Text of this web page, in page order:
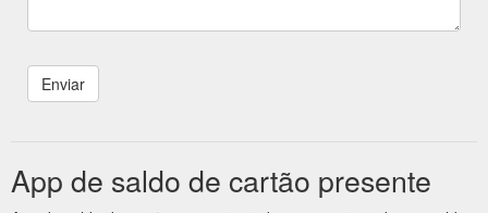
App de saldo de cartão presente